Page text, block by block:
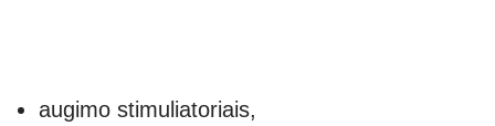
augimo stimuliatoriais,